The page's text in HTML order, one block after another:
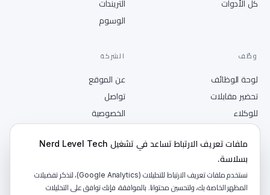
كل الأدوات
التريندات
الوسوم
وظّف
لوحة الوظائف
تحضير مقابلات
للوكلاء
انشر وظيفة
الشركة
عن الموقع
تواصل
الخصوصية
RSS ملفات تعريف الارتباط تساعد في تشغيل Nerd Level Tech
بسلاسة.
نستخدم ملفات تعريف الارتباط للتحليلات (Google Analytics)، لتذكر تفضيلات
المظهر الخاصة بك، ولتحسين محتوانا. بالموافقة، فإنك توافق على التحليلات